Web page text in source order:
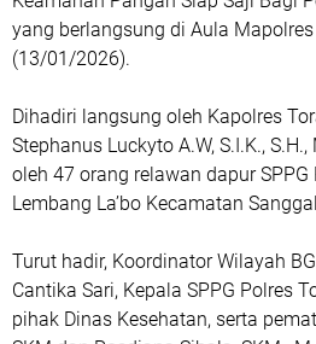
yang berlangsung di Aula
(13/01/2026).
Dihadiri langsung oleh Kapolres
Stephanus Luckyto A.W, S.I.K.,
oleh 47 orang relawan dapur
Lembang La’bo Kecamatan
Turut hadir, Koordinator Wilayah
Cantika Sari, Kepala SPPG Polres
pihak Dinas Kesehatan, serta